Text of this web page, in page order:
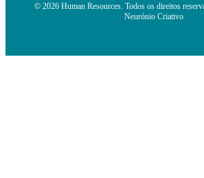
© 2026 Human Resources. Todos os direitos
Neurónio Criativo